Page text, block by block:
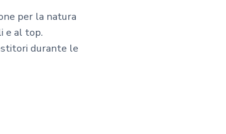
per la natura
e al top.
durante le